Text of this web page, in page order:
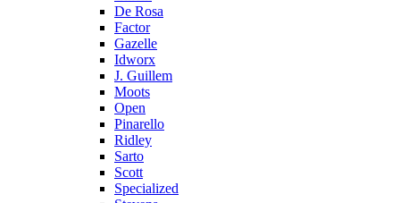
De Rosa
Factor
Gazelle
Idworx
J. Guillem
Moots
Open
Pinarello
Ridley
Sarto
Scott
Specialized